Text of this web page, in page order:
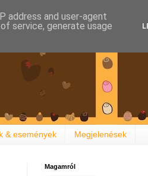
& események Megjelenések
Magamról
address and user-agent
service, generate usage